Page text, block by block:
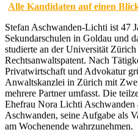
Alle Kandidaten auf einen
Stefan Aschwanden-Lichti ist 47
Sekundarschulen in Goldau und
studierte an der Universität
Rechtsanwaltspatent. Nach
Privatwirtschaft und Advokatur
Anwaltskanzlei in Zürich mit
mehrere Partner umfasst. Die
Ehefrau Nora Lichti Aschwanden
Aschwanden, seine Aufgabe als
am Wochenende wahrzunehmen.